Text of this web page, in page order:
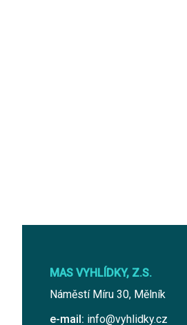
MAS VYHLÍDKY, Z.S.
Náměstí Míru 30, Mělník
e-mail: info@vyhlidky.cz